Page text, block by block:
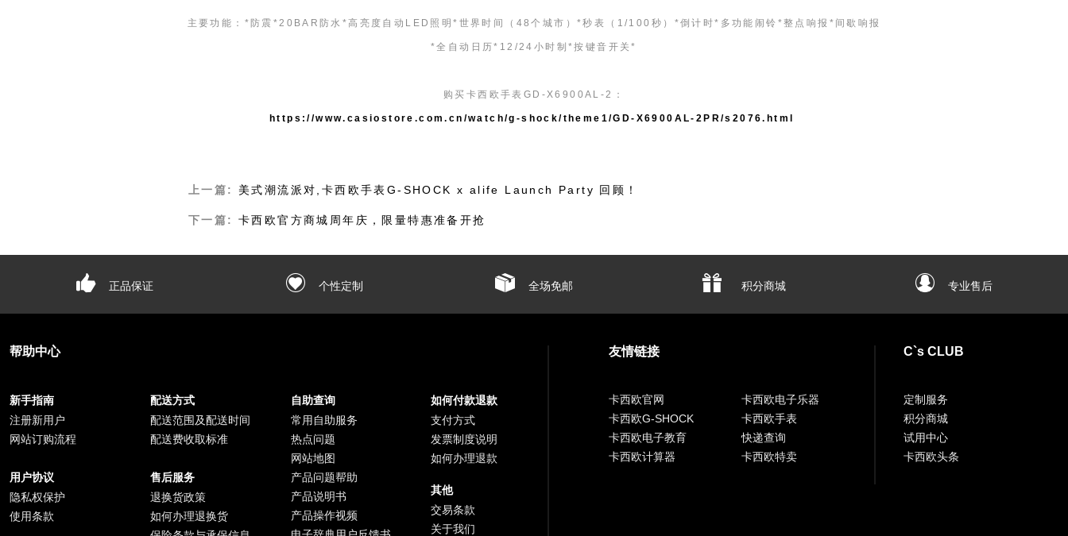
主要功能：*防震*20BAR防水*高亮度自动LED照明*世界时间（48个城市）*秒表（1/100秒）*倒计时*多功能闹铃*整点响报*间歇响报
*全自动日历*12/24小时制*按键音开关*
购买卡西欧手表GD-X6900AL-2：
https://www.casiostore.com.cn/watch/g-shock/theme1/GD-X6900AL-2PR/s2076.html
上一篇: 美式潮流派对,卡西欧手表G-SHOCK x alife Launch Party 回顾！
下一篇: 卡西欧官方商城周年庆，限量特惠准备开抢
正品保证 个性定制 全场免邮 积分商城 专业售后
帮助中心
新手指南
注册新用户
网站订购流程
用户协议
隐私权保护
使用条款
配送方式
配送范围及配送时间
配送费收取标准
售后服务
退换货政策
如何办理退换货
自助查询
常用自助服务
热点问题
网站地图
产品问题帮助
产品说明书
产品操作视频
如何付款退款
支付方式
发票制度说明
如何办理退款
其他
交易条款
关于我们
友情链接
卡西欧官网
卡西欧G-SHOCK
卡西欧电子教育
卡西欧计算器
卡西欧电子乐器
卡西欧手表
快递查询
卡西欧特卖
C`s CLUB
定制服务
积分商城
试用中心
卡西欧头条